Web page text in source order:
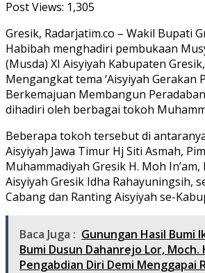
Post Views: 1,305
Gresik, Radarjatim.co – Wakil Bupati
Habibah menghadiri pembukaan
(Musda) XI Aisyiyah Kabupaten
Mengangkat tema ‘Aisyiyah Gerakan
Berkemajuan Membangun
dihadiri oleh berbagai tokoh
Beberapa tokoh tersebut di
Aisyiyah Jawa Timur Hj Siti Asmah,
Muhammadiyah Gresik H. Moh
Aisyiyah Gresik Idha Rahayuningsih,
Cabang dan Ranting Aisyiyah se-
Baca Juga : Gunungan Hasil Bumi
Bumi Dusun Dahanrejo Lor, Moch.
Pengabdian Diri Demi Menggapai